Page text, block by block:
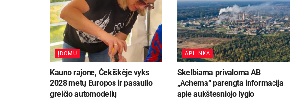
ĮDOMU
Kauno rajone, Čekiškėje vyks
2028 metų Europos ir pasaulio
greičio automodelių
APLINKA
Skelbiama privaloma AB
„Achema“ parengta informacija
apie aukštesniojo lygio